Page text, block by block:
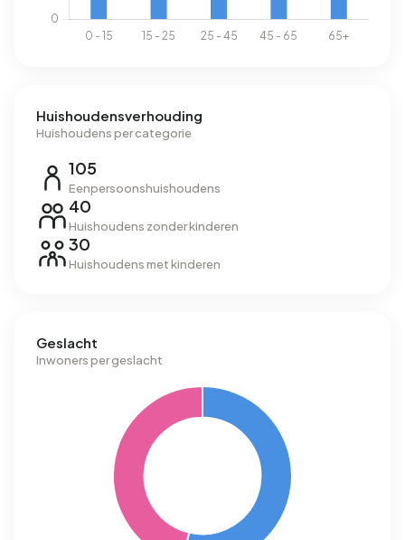
Huishoudensverhouding
Huishoudens per categorie
105
Eenpersoonshuishoudens
40
Huishoudens zonder kinderen
30
Huishoudens met kinderen
Geslacht
Inwoners per geslacht